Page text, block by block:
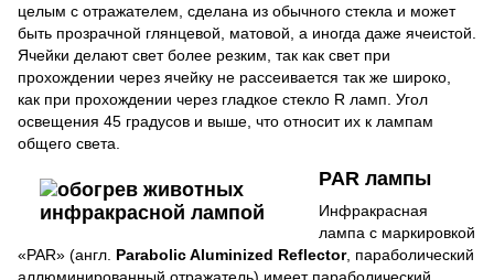
целым с отражателем, сделана из обычного стекла и может
быть прозрачной глянцевой, матовой, а иногда даже ячеистой.
Ячейки делают свет более резким, так как свет при
прохождении через ячейку не рассеивается так же широко,
как при прохождении через гладкое стекло R ламп. Угол
освещения 45 градусов и выше, что относит их к лампам
общего света.
PAR лампы
Инфракрасная
лампа с маркировкой
«PAR» (англ. Parabolic Aluminized Reflector, параболический